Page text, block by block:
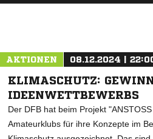
AKTIONEN 08.12.2024 |
KLIMASCHUTZ:
IDEENWETTBEWERBS
Der DFB hat beim Projekt
Amateurklubs für ihre Konzepte im